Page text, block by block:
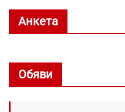
Анкета
Обяви